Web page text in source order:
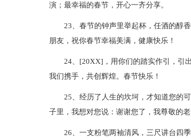
演；最幸福的春节，开心一齐分享。
23、春节的钟声里举起杯，任酒的醇
朋友，祝你春节幸福美满，健康快乐！
24、[20XX]，用你们的踏实作引，引
我们携手，共创辉煌。春节快乐！
25、经历了人生的坎坷，才知道您的
子里，我想对您说：谢谢您了，我尊敬的老
26、一支粉笔两袖清风，三尺讲台四